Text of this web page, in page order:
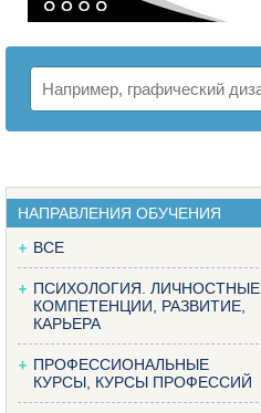
НАПРАВЛЕНИЯ ОБУЧЕНИЯ
ВСЕ
ПСИХОЛОГИЯ. ЛИЧНОСТНЫЕ
КОМПЕТЕНЦИИ, РАЗВИТИЕ,
КАРЬЕРА
ПРОФЕССИОНАЛЬНЫЕ
КУРСЫ, КУРСЫ ПРОФЕССИЙ